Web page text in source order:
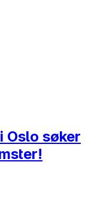
Oslo søker